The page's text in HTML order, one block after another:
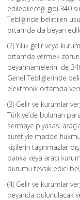
edilebileceği gibi 340
Tebliğinde belirtilen
ortamda da beyan
(2) Yıllık gelir veya
ortamda vermek
beyannamelerini de
Genel Tebliğlerinde
elektronik ortamda
(3) Gelir ve kurumlar
Türkiye’de bulunan
sermaye piyasası
suretiyle madde
kişilerin taşınmazlar
banka veya aracı
durumu tevsik edici
(4) Gelir ve kurumlar
beyanda bulunulacak